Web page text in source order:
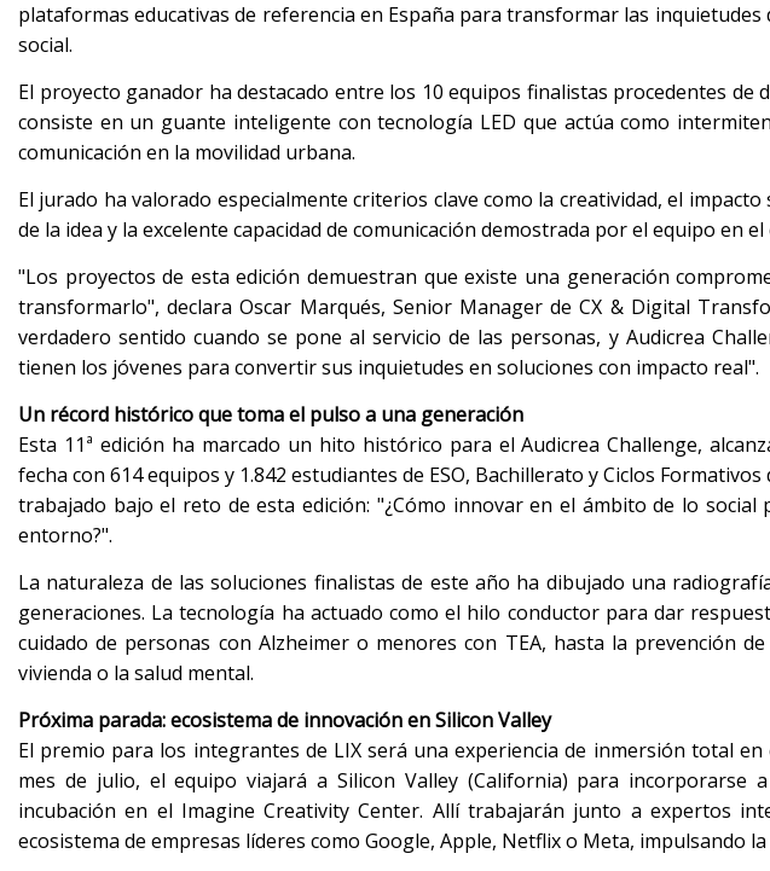
plataformas educativas de referencia en España para transformar las
social.
El proyecto ganador ha destacado entre los 10 equipos finalistas procedentes de
consiste en un guante inteligente con tecnología LED que actúa como
comunicación en la movilidad urbana.
El jurado ha valorado especialmente criterios clave como la creatividad, el
de la idea y la excelente capacidad de comunicación demostrada por el equipo en el
"Los proyectos de esta edición demuestran que existe una generación
transformarlo", declara Oscar Marqués, Senior Manager de CX & Digital
verdadero sentido cuando se pone al servicio de las personas, y Audicrea
tienen los jóvenes para convertir sus inquietudes en soluciones con impacto real".
Un récord histórico que toma el pulso a una generación
Esta 11ª edición ha marcado un hito histórico para el Audicrea Challenge,
fecha con 614 equipos y 1.842 estudiantes de ESO, Bachillerato y Ciclos
trabajado bajo el reto de esta edición: "¿Cómo innovar en el ámbito de lo
entorno?".
La naturaleza de las soluciones finalistas de este año ha dibujado una
generaciones. La tecnología ha actuado como el hilo conductor para dar
cuidado de personas con Alzheimer o menores con TEA, hasta la prevención
vivienda o la salud mental.
Próxima parada: ecosistema de innovación en Silicon Valley
El premio para los integrantes de LIX será una experiencia de inmersión total
mes de julio, el equipo viajará a Silicon Valley (California) para incorporarse
incubación en el Imagine Creativity Center. Allí trabajarán junto a expertos
ecosistema de empresas líderes como Google, Apple, Netflix o Meta, impulsando